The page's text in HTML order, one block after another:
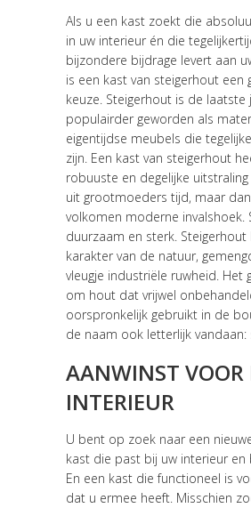
Als u een kast zoekt die
in uw interieur én die
bijzondere bijdrage levert aan
is een kast van steigerhout een
keuze. Steigerhout is de laatste
populairder geworden als
eigentijdse meubels die
zijn. Een kast van steigerhout
robuuste en degelijke
uit grootmoeders tijd, maar
volkomen moderne invalshoek.
duurzaam en sterk.
karakter van de natuur,
vleugje industriële ruwheid. Het
om hout dat vrijwel
oorspronkelijk gebruikt in de
de naam ook letterlijk vandaan:
AANWINST VOOR
INTERIEUR
U bent op zoek naar een
kast die past bij uw interieur en
En een kast die functioneel is
dat u ermee heeft. Misschien